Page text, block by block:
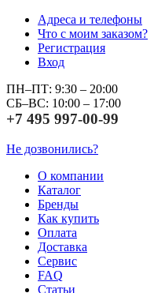
Адреса и телефоны
Что с моим заказом?
Регистрация
Вход
ПН–ПТ: 9:30 – 20:00
СБ–ВС: 10:00 – 17:00
+7 495 997-00-99
Не дозвонились?
О компании
Каталог
Бренды
Как купить
Оплата
Доставка
Сервис
FAQ
Статьи